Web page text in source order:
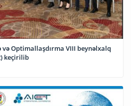
Optimallaşdırma VIII beynəlxalq
keçirilib